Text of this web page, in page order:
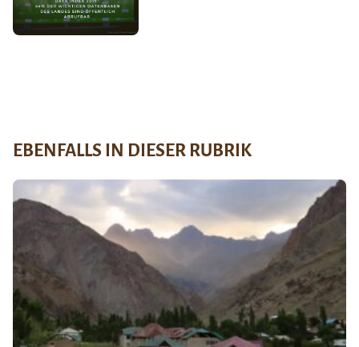
EBENFALLS IN DIESER RUBRIK